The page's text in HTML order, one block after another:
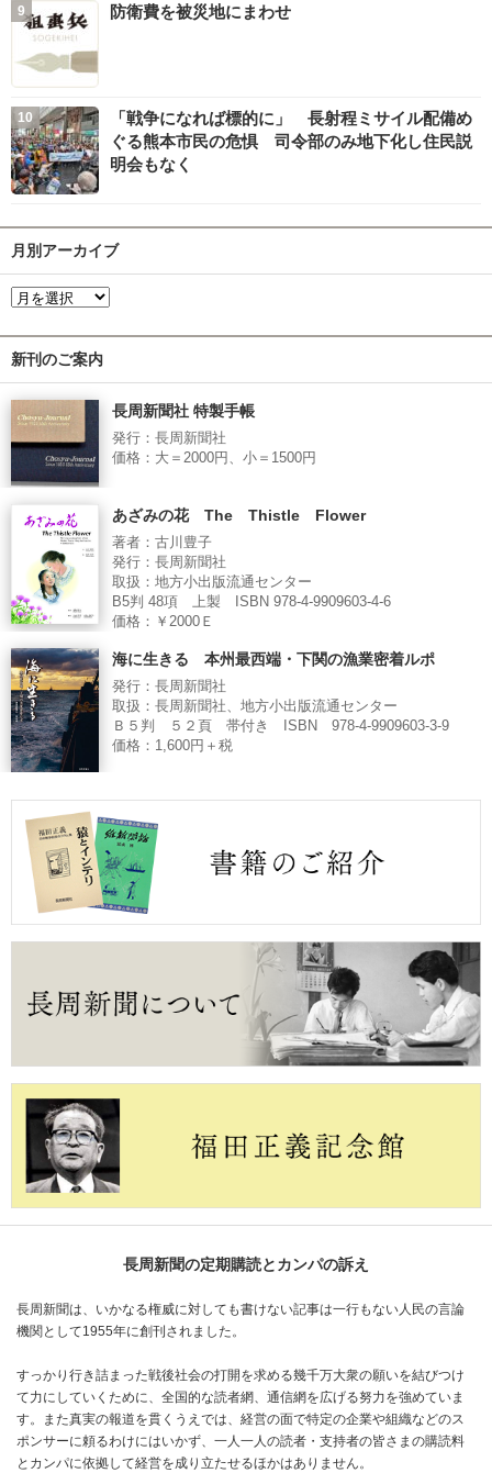
防衛費を被災地にまわせ
「戦争になれば標的に」 長射程ミサイル配備め
ぐる熊本市民の危惧 司令部のみ地下化し住民説
明会もなく
月別アーカイブ
新刊のご案内
長周新聞社 特製手帳
発行：長周新聞社
価格：大＝2000円、小＝1500円
あざみの花 The Thistle Flower
著者：古川豊子
発行：長周新聞社
取扱：地方小出版流通センター
B5判 48項 上製 ISBN 978-4-9909603-4-6
価格：￥2000Ｅ
海に生きる 本州最西端・下関の漁業密着ルポ
発行：長周新聞社
取扱：長周新聞社、地方小出版流通センター
Ｂ５判 ５２頁 帯付き ISBN 978-4-9909603-3-9
価格：1,600円＋税
長周新聞の定期購読とカンパの訴え
長周新聞は、いかなる権威に対しても書けない記事は一行もない人民の言論
機関として1955年に創刊されました。
すっかり行き詰まった戦後社会の打開を求める幾千万大衆の願いを結びつけ
て力にしていくために、全国的な読者網、通信網を広げる努力を強めていま
す。また真実の報道を貫くうえでは、経営の面で特定の企業や組織などのス
ポンサーに頼るわけにはいかず、一人一人の読者・支持者の皆さまの購読料
とカンパに依拠して経営を成り立たせるほかはありません。